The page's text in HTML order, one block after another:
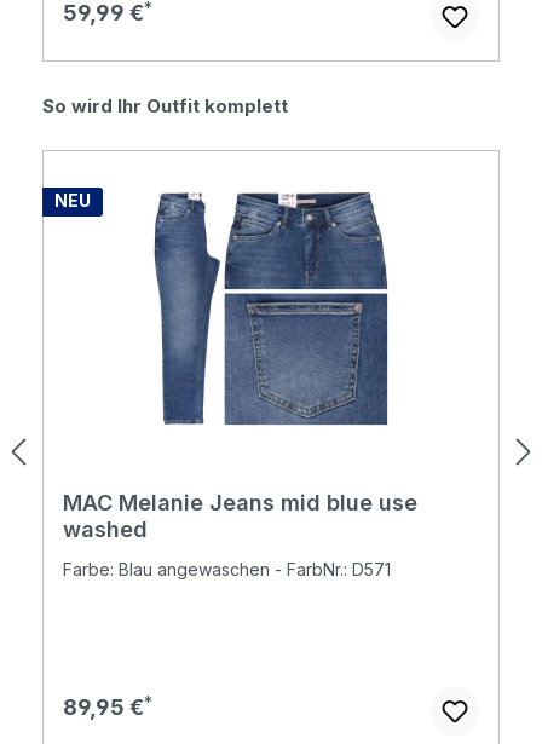
Regulärer Preis:
59,99 €
Produktgalerie überspringen
So wird Ihr Outfit komplett
NEU
MAC Melanie Jeans mid blue use
washed
Farbe: Blau angewaschen - FarbNr.: D571
Regulärer Preis:
89,95 €